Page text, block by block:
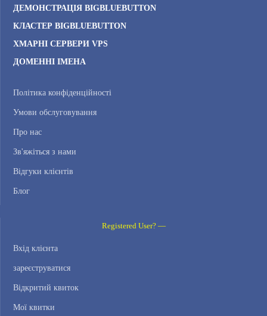
ДЕМОНСТРАЦІЯ BIGBLUEBUTTON
КЛАСТЕР BIGBLUEBUTTON
ХМАРНІ СЕРВЕРИ VPS
ДОМЕННІ ІМЕНА
Політика конфіденційності
Умови обслуговування
Про нас
Зв'яжіться з нами
Відгуки клієнтів
Блог
Registered User? —
Вхід клієнта
зареєструватися
Відкритий квиток
Мої квитки